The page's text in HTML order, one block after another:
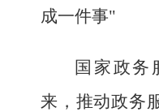
成一件事"
国家政务
来，推动政务